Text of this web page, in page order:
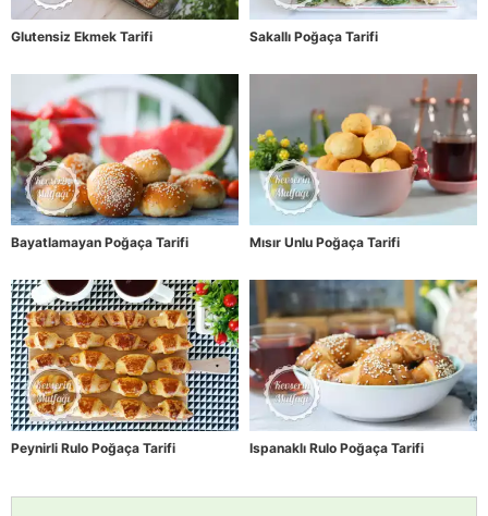
Glutensiz Ekmek Tarifi Sakallı Poğaça Tarifi
Bayatlamayan Poğaça Tarifi Mısır Unlu Poğaça Tarifi
Peynirli Rulo Poğaça Tarifi Ispanaklı Rulo Poğaça Tarifi